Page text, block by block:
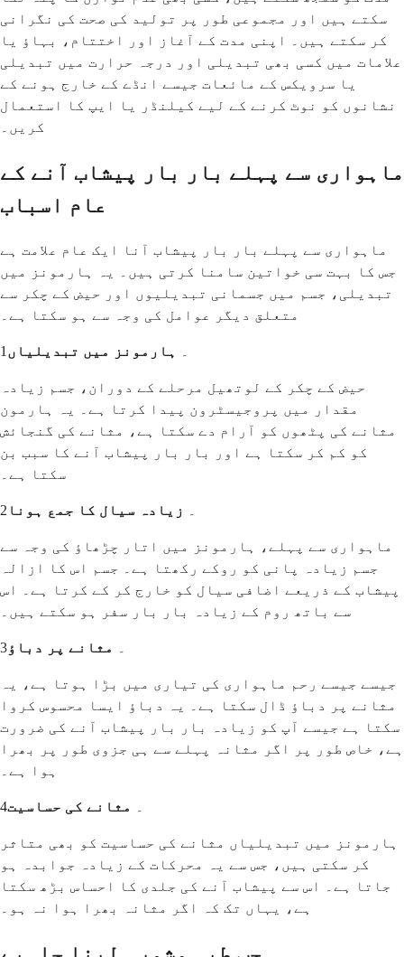
سکتے ہیں اور مجموعی طور پر تولید کی صحت کی نگرانی
کر سکتے ہیں۔ اپنی مدت کے آغاز اور اختتام، بہاؤ یا
علامات میں کسی بھی تبدیلی اور درجہ حرارت میں تبدیلی
یا سرویکس کے مائعات جیسے انڈے کے خارج ہونے کے
نشانوں کو نوٹ کرنے کے لیے کیلنڈر یا ایپ کا استعمال
کریں۔
ماہواری سے پہلے بار بار پیشاب آنے کے
عام اسباب
ماہواری سے پہلے بار بار پیشاب آنا ایک عام علامت ہے
جس کا بہت سی خواتین سامنا کرتی ہیں۔ یہ ہارمونز میں
تبدیلی، جسم میں جسمانی تبدیلیوں اور حیض کے چکر سے
متعلق دیگر عوامل کی وجہ سے ہو سکتا ہے۔
ہارمونز میں تبدیلیاں
حیض کے چکر کے لوتھیل مرحلے کے دوران، جسم زیادہ
مقدار میں پروجیسٹرون پیدا کرتا ہے۔ یہ ہارمون
مثانے کی پٹھوں کو آرام دے سکتا ہے، مثانے کی گنجائش
کو کم کر سکتا ہے اور بار بار پیشاب آنے کا سبب بن
سکتا ہے۔
زیادہ سیال کا جمع ہونا
ماہواری سے پہلے، ہارمونز میں اتار چڑھاؤ کی وجہ سے
جسم زیادہ پانی کو روکے رکھتا ہے۔ جسم اس کا ازالہ
پیشاب کے ذریعے اضافی سیال کو خارج کر کے کرتا ہے۔ اس
سے باتھ روم کے زیادہ بار بار سفر ہو سکتے ہیں۔
مثانے پر دباؤ
جیسے جیسے رحم ماہواری کی تیاری میں بڑا ہوتا ہے، یہ
مثانے پر دباؤ ڈال سکتا ہے۔ یہ دباؤ ایسا محسوس کروا
سکتا ہے جیسے آپ کو زیادہ بار بار پیشاب آنے کی ضرورت
ہے، خاص طور پر اگر مثانہ پہلے سے ہی جزوی طور پر بھرا
ہوا ہے۔
مثانے کی حساسیت
ہارمونز میں تبدیلیاں مثانے کی حساسیت کو بھی متاثر
کر سکتی ہیں، جس سے یہ محرکات کے زیادہ جوابدہ ہو
جاتا ہے۔ اس سے پیشاب آنے کی جلدی کا احساس بڑھ سکتا
ہے، یہاں تک کہ اگر مثانہ بھرا ہوا نہ ہو۔